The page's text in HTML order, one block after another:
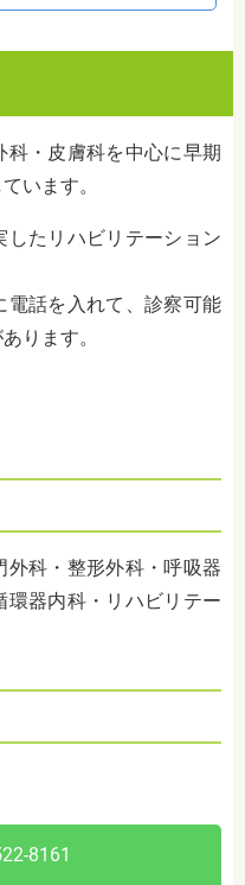
・皮膚科を中心に早期
います。
したリハビリテーション
電話を入れて、診察可能
ります。
科・整形外科・呼吸器
環器内科・リハビリテー
8161